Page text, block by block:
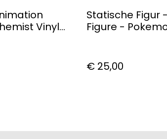
Vinyl
Statische Figur
Figure -
€ 25,00